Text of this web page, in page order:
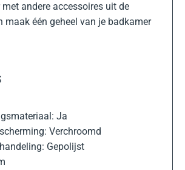
andere accessoires uit de
maak één geheel van je badkamer
Ja
Verchroomd
Gepolijst